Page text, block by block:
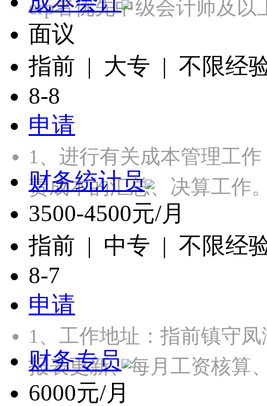
erp者优先中级会计师及
面议
指前 | 大专 | 不限经
8-8
申请
1、进行有关成本管理工
责成本的汇总、决算工
财务统计员
3500-4500元/月
指前 | 中专 | 不限经
8-7
申请
1、工作地址：指前镇守
报表更新、每月工资核
财务专员
6000元/月